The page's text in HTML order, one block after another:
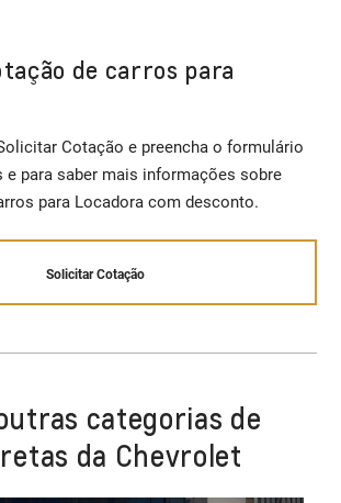
de carros para
Cotação e preencha o formulário
e para saber mais informações sobre
para Locadora com desconto.
Solicitar Cotação
categorias de
da Chevrolet